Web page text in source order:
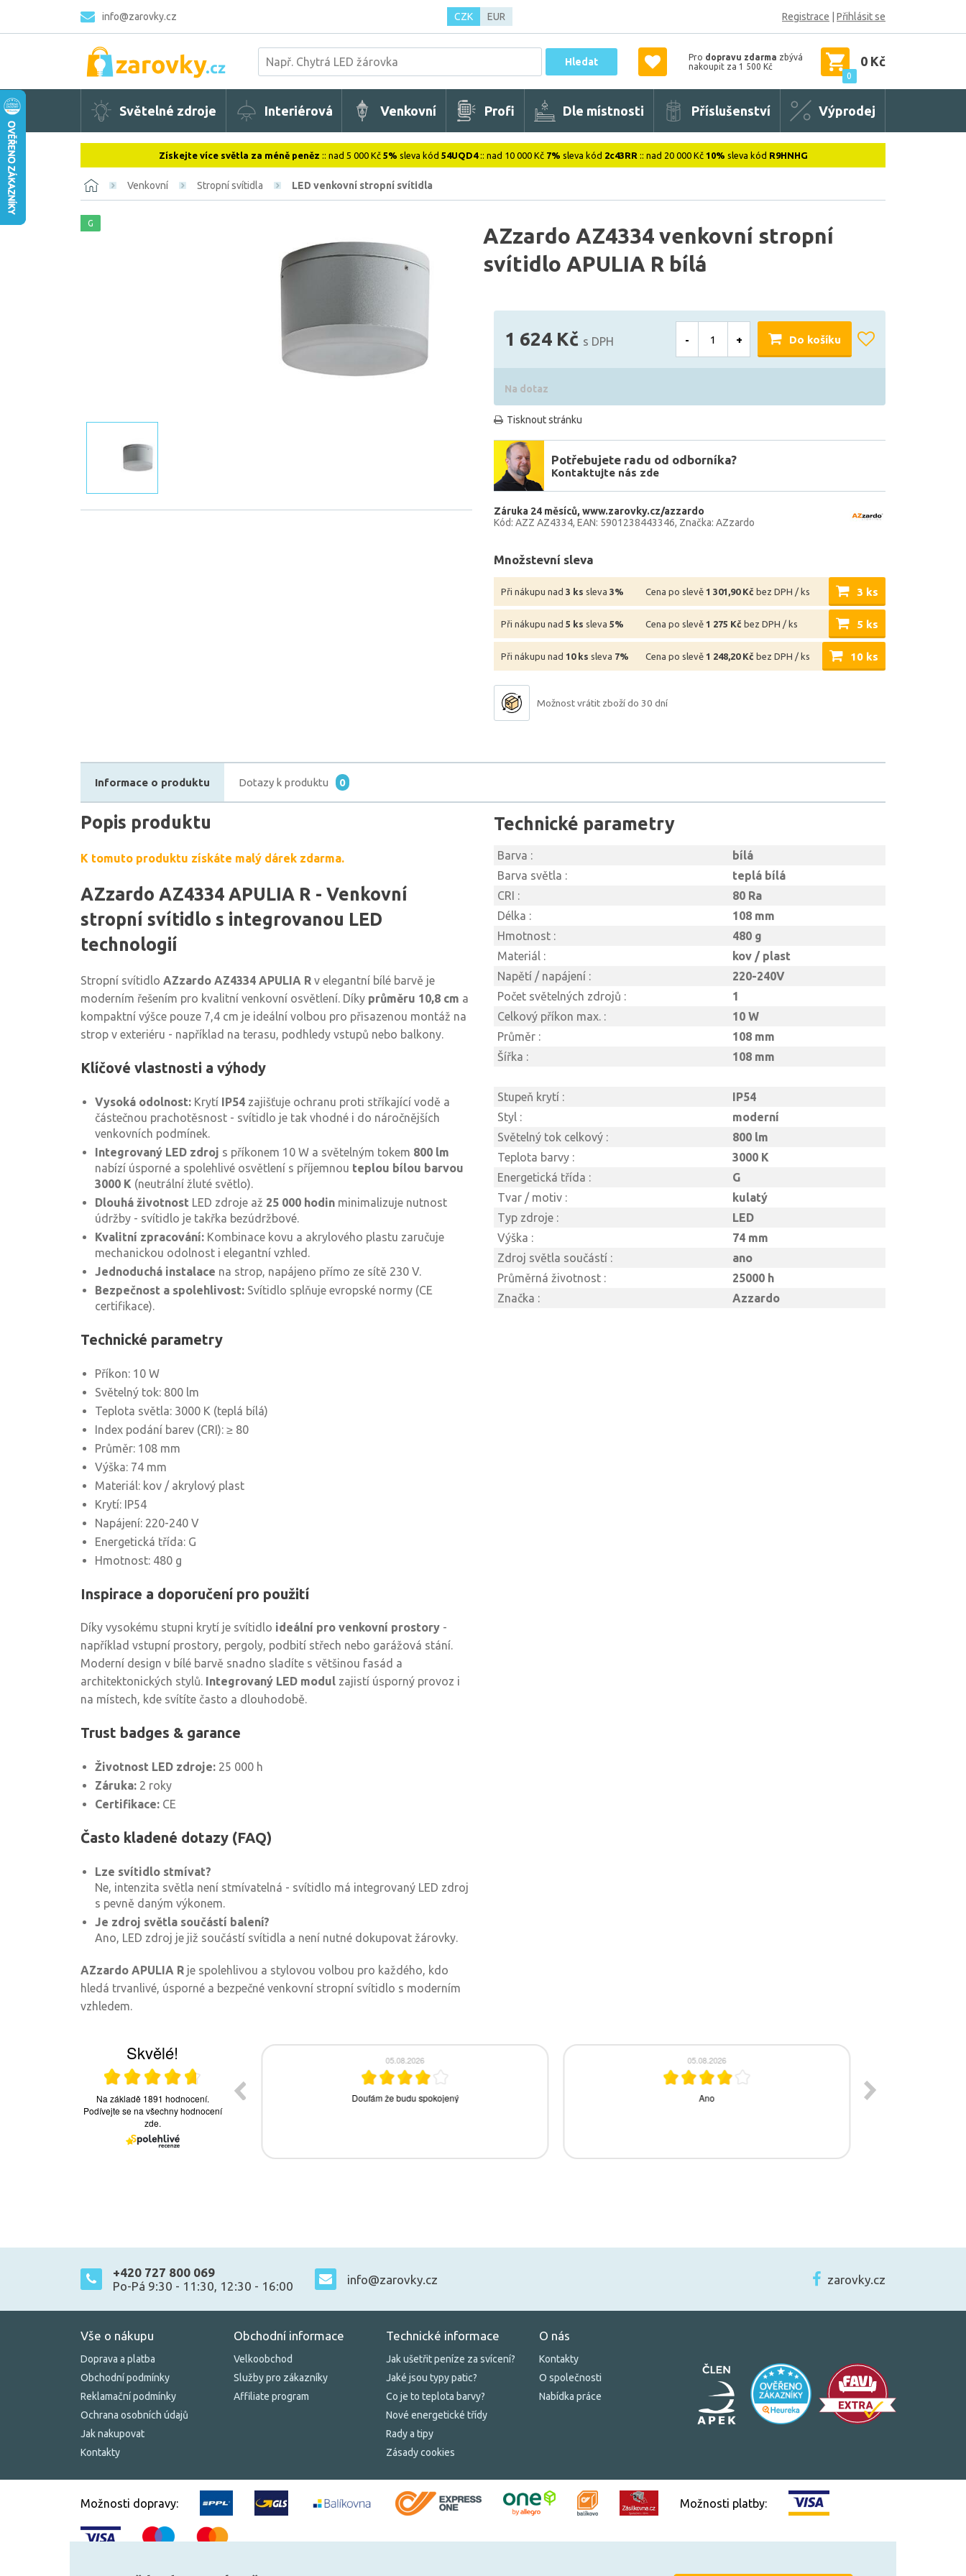
info@zarovky.cz CZK EUR Registrace Přihlásit se
Hledat Pro dopravu zdarma zbývá
nakoupit za 1 500 Kč
0
0 Kč
Světelné zdroje Interiérová Venkovní Profi Dle místnosti Příslušenství Výprodej
Získejte více světla za méně peněz :: nad 5 000 Kč 5% sleva kód 54UQD4:: nad 10 000 Kč 7% sleva kód 2c43RR :: nad 20 000 Kč 10% sleva kód R9HNHG
Venkovní Stropní svítidla LED venkovní stropní svítidla
AZzardo AZ4334 venkovní stropní
svítidlo APULIA R bílá
G
1 624 Kč s DPH - + Do košíku
Na dotaz
Tisknout stránku
Potřebujete radu od odborníka?
Kontaktujte nás zde
Záruka 24 měsíců www.zarovky.cz/azzardo
Kód: AZZ AZ4334 EAN: 5901238443346 Značka: AZzardo
Množstevní sleva
Při nákupu nad 3 ks sleva 3% Cena po slevě 1 301,90 Kč bez DPH / ks 3 ks
Při nákupu nad 5 ks sleva 5% Cena po slevě 1 275 Kč bez DPH / ks 5 ks
Při nákupu nad 10 ks sleva 7% Cena po slevě 1 248,20 Kč bez DPH / ks 10 ks
Možnost vrátit zboží do 30 dní
Informace o produktu Dotazy k produktu 0
Popis produktu
K tomuto produktu získáte malý dárek zdarma.
AZzardo AZ4334 APULIA R - Venkovní
stropní svítidlo s integrovanou LED
technologií
Stropní svítidlo AZzardo AZ4334 APULIA R v elegantní bílé barvě je
moderním řešením pro kvalitní venkovní osvětlení. Díky průměru 10,8 cm a
kompaktní výšce pouze 7,4 cm je ideální volbou pro přisazenou montáž na
strop v exteriéru - například na terasu, podhledy vstupů nebo balkony.
Klíčové vlastnosti a výhody
Vysoká odolnost: Krytí IP54 zajišťuje ochranu proti stříkající vodě a
částečnou prachotěsnost - svítidlo je tak vhodné i do náročnějších
venkovních podmínek.
Integrovaný LED zdroj s příkonem 10 W a světelným tokem 800 lm
nabízí úsporné a spolehlivé osvětlení s příjemnou teplou bílou barvou
3000 K (neutrální žluté světlo).
Dlouhá životnost LED zdroje až 25 000 hodin minimalizuje nutnost
údržby - svítidlo je takřka bezúdržbové.
Kvalitní zpracování: Kombinace kovu a akrylového plastu zaručuje
mechanickou odolnost i elegantní vzhled.
Jednoduchá instalace na strop, napájeno přímo ze sítě 230 V.
Bezpečnost a spolehlivost: Svítidlo splňuje evropské normy (CE
certifikace).
Technické parametry
Příkon: 10 W
Světelný tok: 800 lm
Teplota světla: 3000 K (teplá bílá)
Index podání barev (CRI): ≥ 80
Průměr: 108 mm
Výška: 74 mm
Materiál: kov / akrylový plast
Krytí: IP54
Napájení: 220-240 V
Energetická třída: G
Hmotnost: 480 g
Inspirace a doporučení pro použití
Díky vysokému stupni krytí je svítidlo ideální pro venkovní prostory -
například vstupní prostory, pergoly, podbití střech nebo garážová stání.
Moderní design v bílé barvě snadno sladíte s většinou fasád a
architektonických stylů. Integrovaný LED modul zajistí úsporný provoz i
na místech, kde svítíte často a dlouhodobě.
Trust badges & garance
Životnost LED zdroje: 25 000 h
Záruka: 2 roky
Certifikace: CE
Často kladené dotazy (FAQ)
Lze svítidlo stmívat?
Ne, intenzita světla není stmívatelná - svítidlo má integrovaný LED zdroj
s pevně daným výkonem.
Je zdroj světla součástí balení?
Ano, LED zdroj je již součástí svítidla a není nutné dokupovat žárovky.
AZzardo APULIA R je spolehlivou a stylovou volbou pro každého, kdo
hledá trvanlivé, úsporné a bezpečné venkovní stropní svítidlo s moderním
vzhledem.
Technické parametry
Barva :
bílá
Barva světla :
teplá bílá
CRI :
80 Ra
Délka :
108 mm
Hmotnost :
480 g
Materiál :
kov / plast
Napětí / napájení :
220-240V
Počet světelných zdrojů :
1
Celkový příkon max. :
10 W
Průměr :
108 mm
Šířka :
108 mm
Stupeň krytí :
IP54
Styl :
moderní
Světelný tok celkový :
800 lm
Teplota barvy :
3000 K
Energetická třída :
G
Tvar / motiv :
kulatý
Typ zdroje :
LED
Výška :
74 mm
Zdroj světla součástí :
ano
Průměrná životnost :
25000 h
Značka :
Azzardo
+420 727 800 069
Po-Pá 9:30 - 11:30, 12:30 - 16:00
info@zarovky.cz zarovky.cz
Vše o nákupu
Doprava a platba
Obchodní podmínky
Reklamační podmínky
Ochrana osobních údajů
Jak nakupovat
Kontakty
Obchodní informace
Velkoobchod
Služby pro zákazníky
Affiliate program
Technické informace
Jak ušetřit peníze za svícení?
Jaké jsou typy patic?
Co je to teplota barvy?
Nové energetické třídy
Rady a tipy
Zásady cookies
O nás
Kontakty
O společnosti
Nabídka práce
Možnosti dopravy: Možnosti platby: